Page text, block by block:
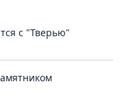
с "Тверью"